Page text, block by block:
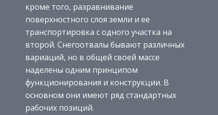
кроме того, разравнивание
поверхностного слоя земли и ее
транспортировка с одного участка на
второй. Снегоотвалы бывают различных
вариаций, но в общей своей массе
наделены одним принципом
функционирования и конструкции. В
основном они имеют ряд стандартных
рабочих позиций.